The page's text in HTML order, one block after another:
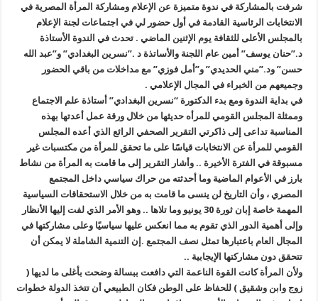
شرفت بالمشاركة في ندوة متميزة عن الإعلام ومشاركة المرأة المصرية في
الانتخابات الرئاسية القادمة في أول حضور لي في اجتماعات لجنة الإعلام
بالمجلس الأعلى للثقافة يوم الإثنين الماضي . تحدث في الندوة الأستاذة
د.”حنان يوسف” أمين عام اللجنة والأساتذة د .”نسرين البغدادي” و”عبد الله
حسن” ود.”مني الحديدي” و”أمل فوزي” مع مداخلات من باقي الحضور
وجميعهم من الخبراء في المجال الإعلامي .
في بداية الندوة ومع بدء الدكتورة “نسرين البغدادي” أستاذة علم الاجتماع
وممثلة المجلس القومي للمرأه حديثها من خلال ورقة عمل أعدتها بهذه
المناسبة تداعى إلى ذاكرتي التقرير الصحفي الرائع الذي أعده المجلس
القومي للمرأة عن الانتخابات قياسًا على ما تحقق للمرأة من مكتسبات غير
مسبوقة في الفترة الأخيرة .. وأشار التقرير إلى ما قامت به المرأة من نشاط
بارز في الأعوام الماضية وما أحدثته من حراك سياسي داخل المجتمع
المصري ، وأن التاريخ لن ينسى ما قامت به من خلال الاستحقاقات السياسية
المهمة خاصة إبان ثورة 30 يونيو وما تلاها .. وهو الأمر الذي لفت إليها الأنظار
وإلى أهمية الدور الذي تقوم به مما انعكس عليها سياسيًا وعلى مشاركتها في
المجال العام باعتبارها تمثل نصف المجتمع .إن التنمية الشاملة لا يمكن أن
تتحقق دون مشاركتها الإيجابية ..
ولأن المرأة كانت القوة الناعمة التي دافعت ببسالة وضحت بأغلى ما لديها (
زوج وابن وشقيق ) للحفاظ على الوطن فكان الطبيعي أن تتخذ الدولة خطوات